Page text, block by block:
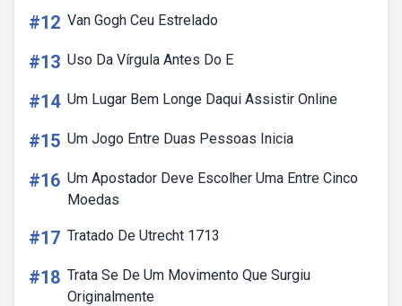
#12 Van Gogh Ceu Estrelado
#13 Uso Da Vírgula Antes Do E
#14 Um Lugar Bem Longe Daqui Assistir Online
#15 Um Jogo Entre Duas Pessoas Inicia
#16 Um Apostador Deve Escolher Uma Entre Cinco
Moedas
#17 Tratado De Utrecht 1713
#18 Trata Se De Um Movimento Que Surgiu
Originalmente